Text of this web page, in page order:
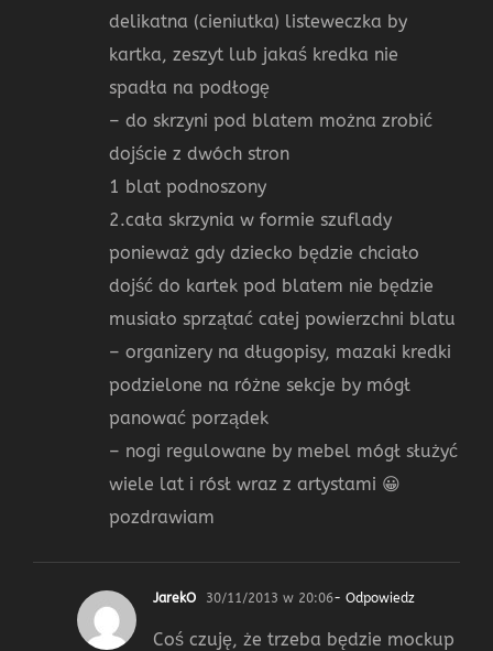
delikatna (cieniutka) listeweczka by
kartka, zeszyt lub jakaś kredka nie
spadła na podłogę
– do skrzyni pod blatem można zrobić
dojście z dwóch stron
1 blat podnoszony
2.cała skrzynia w formie szuflady
ponieważ gdy dziecko będzie chciało
dojść do kartek pod blatem nie będzie
musiało sprzątać całej powierzchni blatu
– organizery na długopisy, mazaki kredki
podzielone na różne sekcje by mógł
panować porządek
– nogi regulowane by mebel mógł służyć
wiele lat i rósł wraz z artystami 😀
pozdrawiam
JarekO 30/11/2013 w 20:06- Odpowiedz
Coś czuję, że trzeba będzie mockup